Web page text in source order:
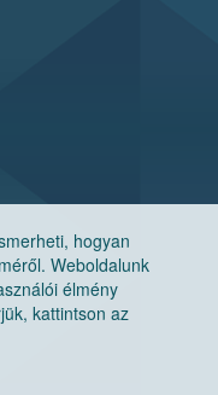
hogyan
Weboldalunk
élmény
kattintson az